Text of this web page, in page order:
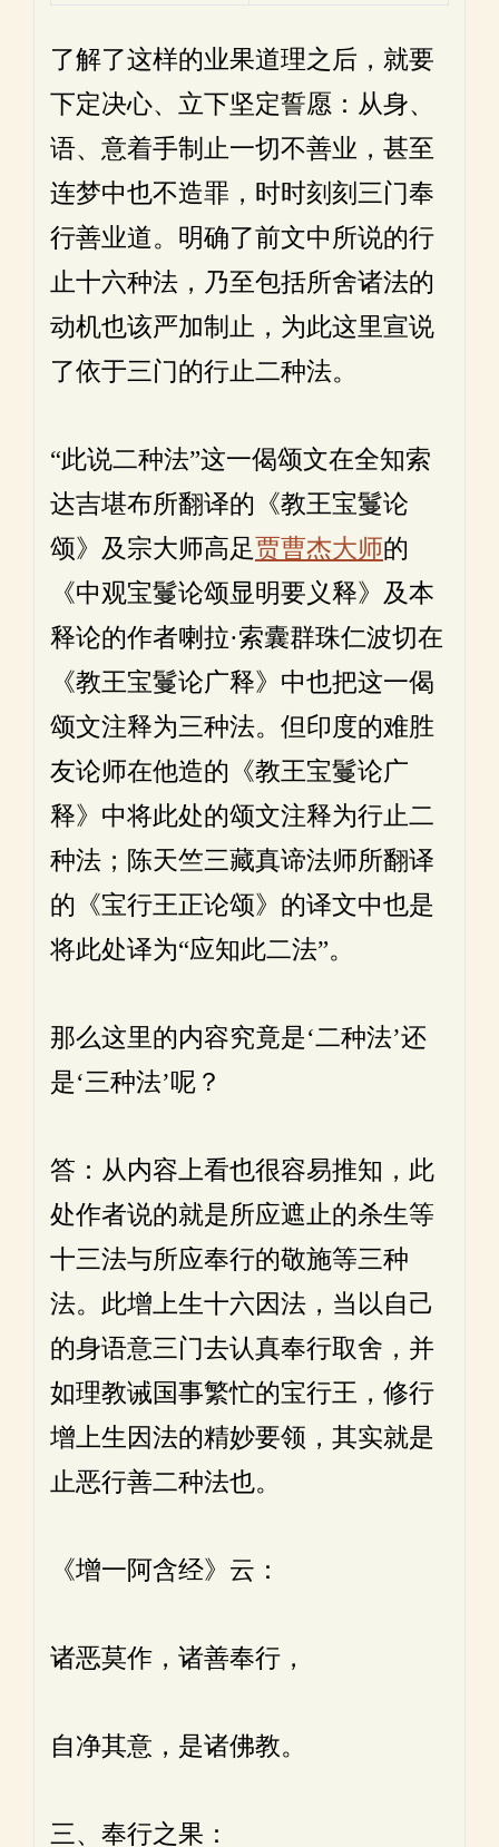
了解了这样的业果道理之后，就要
下定决心、立下坚定誓愿：从身、
语、意着手制止一切不善业，甚至
连梦中也不造罪，时时刻刻三门奉
行善业道。明确了前文中所说的行
止十六种法，乃至包括所舍诸法的
动机也该严加制止，为此这里宣说
了依于三门的行止二种法。
“此说二种法”这一偈颂文在全知索
达吉堪布所翻译的《教王宝鬘论
颂》及宗大师高足贾曹杰大师的
《中观宝鬘论颂显明要义释》及本
释论的作者喇拉·索囊群珠仁波切在
《教王宝鬘论广释》中也把这一偈
颂文注释为三种法。但印度的难胜
友论师在他造的《教王宝鬘论广
释》中将此处的颂文注释为行止二
种法；陈天竺三藏真谛法师所翻译
的《宝行王正论颂》的译文中也是
将此处译为“应知此二法”。
那么这里的内容究竟是‘二种法’还
是‘三种法’呢？
答：从内容上看也很容易推知，此
处作者说的就是所应遮止的杀生等
十三法与所应奉行的敬施等三种
法。此增上生十六因法，当以自己
的身语意三门去认真奉行取舍，并
如理教诫国事繁忙的宝行王，修行
增上生因法的精妙要领，其实就是
止恶行善二种法也。
《增一阿含经》云：
诸恶莫作，诸善奉行，
自净其意，是诸佛教。
三、奉行之果：